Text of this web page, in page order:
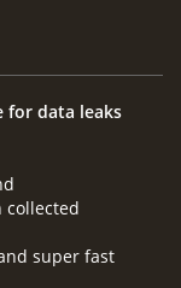
for data leaks
collected
super fast